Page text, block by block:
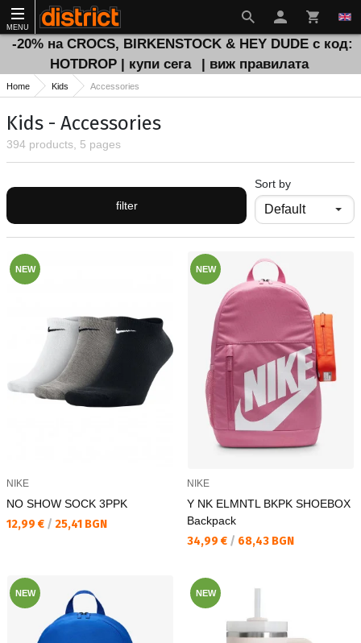
MENU
-20% на CROCS, BIRKENSTOCK & HEY DUDE с код:
HOTDROP | купи сега
| виж правилата
Home Kids Accessories
Kids - Accessories
394 products, 5 pages
filter
Sort by
NEW
NIKE
NO SHOW SOCK 3PPK
Текуща цена:
12,99 € / 25,41 BGN
NEW
NIKE
Y NK ELMNTL BKPK SHOEBOX
Backpack
Текуща цена:
34,99 € / 68,43 BGN
NEW NEW